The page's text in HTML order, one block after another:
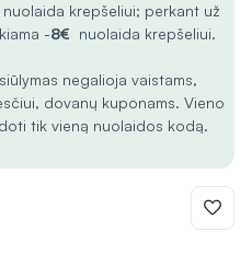
nuolaida krepšeliui; perkant už
-8€ nuolaida krepšeliui.
negalioja vaistams,
dovanų kuponams. Vieno
tik vieną nuolaidos kodą.